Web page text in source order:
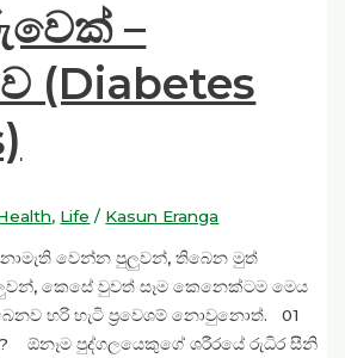
–
(Diabetes
, Life / Kasun Eranga
වෙන්න පුලුවන්, තිබෙන මුත්
කෙසේ වුවත් සෑම කෙනෙක්ටම මෙය
හරි හැටි ප්‍රවෙශම් නොවුනොත්. 01
ඕනෑම පුද්ගලයෙකුගේ ශරීරයේ රුධිර සීනි